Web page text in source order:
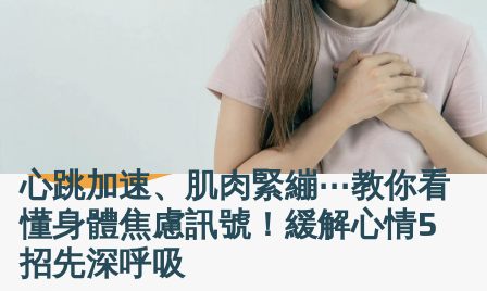
心跳加速、肌肉緊繃⋯教你看
懂身體焦慮訊號！緩解心情5
招先深呼吸